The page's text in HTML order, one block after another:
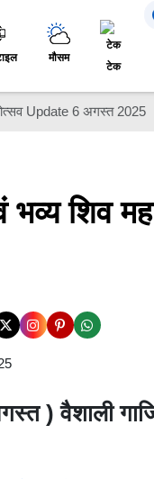
मौसम
टेक
Update 6 अगस्त 2025
शिव
) वैशाली